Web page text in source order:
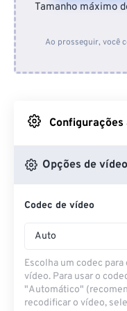
Do
Do
Do
Tamanho máximo
Ao prosseguir, você
Opções de vídeo
Codec de vídeo
Auto
Escolha um codec
vídeo. Para usar o
"Automático"
recodificar o vídeo,